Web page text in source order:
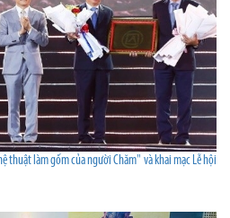
thuật làm gốm của người Chăm" và khai mạc Lễ hội